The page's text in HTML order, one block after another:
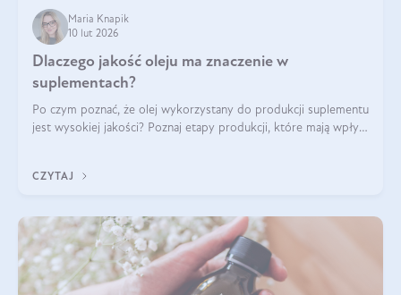
Maria Knapik
10 lut 2026
Dlaczego jakość oleju ma znaczenie w
suplementach?
Po czym poznać, że olej wykorzystany do produkcji suplementu
jest wysokiej jakości? Poznaj etapy produkcji, które mają wpływ
CZYTAJ